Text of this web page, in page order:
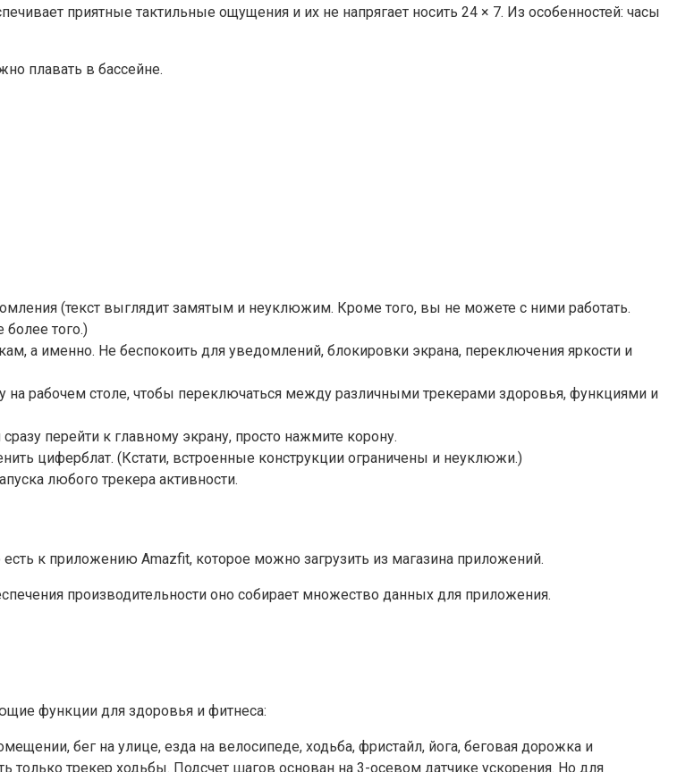
приятные тактильные ощущения и их не напрягает носить 24 × 7. Из особенностей: часы
плавать в бассейне.
(текст выглядит замятым и неуклюжим. Кроме того, вы не можете с ними работать.
более того.)
а именно. Не беспокоить для уведомлений, блокировки экрана, переключения яркости и
рабочем столе, чтобы переключаться между различными трекерами здоровья, функциями и
перейти к главному экрану, просто нажмите корону.
циферблат. (Кстати, встроенные конструкции ограничены и неуклюжи.)
любого трекера активности.
к приложению Amazfit, которое можно загрузить из магазина приложений.
производительности оно собирает множество данных для приложения.
функции для здоровья и фитнеса:
бег на улице, езда на велосипеде, ходьба, фристайл, йога, беговая дорожка и
только трекер ходьбы. Подсчет шагов основан на 3-осевом датчике ускорения. Но для